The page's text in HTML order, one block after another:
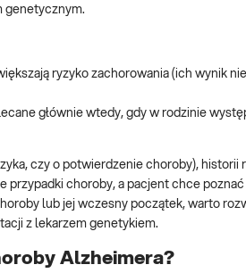
genetycznym.
ryzyko zachorowania (ich wynik
głównie wtedy, gdy w rodzinie
czy o potwierdzenie choroby), historii
przypadki choroby, a pacjent chce
lub jej wczesny początek, warto
z lekarzem genetykiem.
Alzheimera?